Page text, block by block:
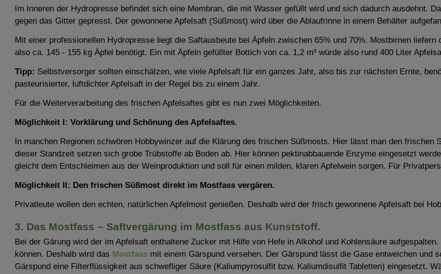
Im Inneren der Hydropresse befindet sich eine Membran, die mit Wasser gefüllt wird und sich dadurch ausdehnt.
gegen das Gitter gepresst. Der gewonnene Apfelsaft (Süßmost) wird über die Ablaufrinne in einem Behälter
Mit einer professionellen Hydropresse liegt die Saftausbeute bei Äpfeln zwischen 65% und 70%. Mostbirnen
also ca. 145 - 155 kg Äpfel benötigt. Ein mit Äpfeln gefüllter Bottich von ca. 1,2 m³ würde also rund 400 Liter
Tipp: Selbstversorger sollten einschätzen, wie viele Apfelsaft für ein ganzes Jahr, also bis zur nächsten Ernte,
pasteurisierter, luftdichter Apfelsaft in der Regel bis zu einem Jahr.
Für die Weiterverarbeitung des frischen Apfelsaftes gibt es nun zwei Möglichkeiten.
Möglichkeit I: Vorklärung und Schönung des Apfelsaftes.
In manchen Regionen schwören Hobbywinzer auf die Klärung des frischen Süßmosts. Hier lässt man den
dieser Standzeit setzen sich grobe Trübstoffe ab Boden ab. Hier können pektinabbauende Enzyme eingesetzt
gleicht dem Entschleimen aus der Weinproduktion und soll für einen milden, klaren Apfelwein sorgen. Für
Möglichkeit II: Den frischen Süßmost direkt im Mostfass vergären.
Privatleute wollen den echten, natürlichen Apfelmost genießen. Deshalb wird der frisch gewonnene Apfelsaft bei
3. Das Mostfass – Saftvergärung im Mostfass aus Kunststoff.
Bei der Gärung wird der im Apfelsaft enthaltene Zucker mit Hilfe von Hefe in Alkohol und Kohlensäure
können. Deshalb wird das Mostfass mit einem Gärspund versehen. Der Gärspund lässt die Gase entweichen und
Gärspund eine Filterflüssigkeit aus schwefliger Säure (Kaliumpyrosulfit bzw. Kaliumdisulfit Tabletten) eingesetzt.